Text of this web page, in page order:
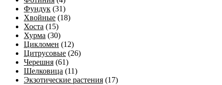
Фундук (31)
Хвойные (18)
Хоста (15)
Хурма (30)
Цикломен (12)
Цитрусовые (26)
Черешня (61)
Шелковица (11)
Экзотические растения (17)